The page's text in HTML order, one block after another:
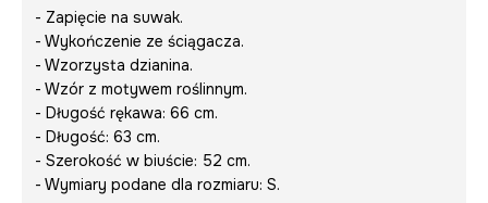
- Zapięcie na suwak.
- Wykończenie ze ściągacza.
- Wzorzysta dzianina.
- Wzór z motywem roślinnym.
- Długość rękawa: 66 cm.
- Długość: 63 cm.
- Szerokość w biuście: 52 cm.
- Wymiary podane dla rozmiaru: S.